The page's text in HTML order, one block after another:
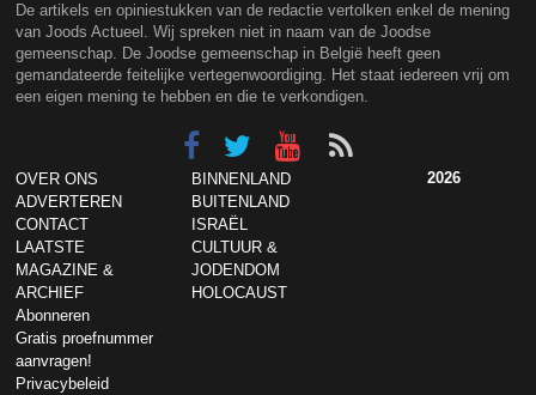
De artikels en opiniestukken van de redactie vertolken enkel de mening
van Joods Actueel. Wij spreken niet in naam van de Joodse
gemeenschap. De Joodse gemeenschap in België heeft geen
gemandateerde feitelijke vertegenwoordiging. Het staat iedereen vrij om
een eigen mening te hebben en die te verkondigen.
OVER ONS
ADVERTEREN
CONTACT
LAATSTE
MAGAZINE &
ARCHIEF
Abonneren
Gratis proefnummer
aanvragen!
Privacybeleid
BINNENLAND
BUITENLAND
ISRAËL
CULTUUR &
JODENDOM
HOLOCAUST
2026